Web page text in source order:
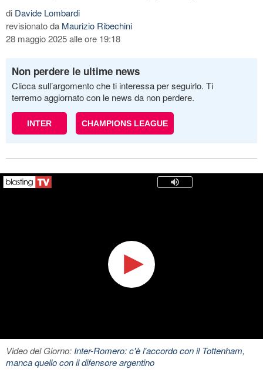
di Davide Lombardi
revisionato da Maurizio Ribechini
28 maggio 2025 alle ore 19:18
Non perdere le ultime news
Clicca sull’argomento che ti interessa per seguirlo. Ti
terremo aggiornato con le news da non perdere.
INTER CHAMPIONS LEAGUE
Video del Giorno:Inter-Romero: c'è l'accordo con il Tottenham,
manca quello con il difensore argentino